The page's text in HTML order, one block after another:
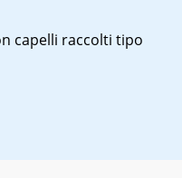
capelli raccolti tipo